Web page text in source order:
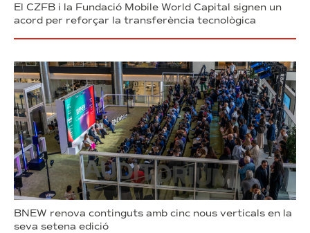
El CZFB i la Fundació Mobile World Capital signen un
acord per reforçar la transferència tecnològica
BNEW renova continguts amb cinc nous verticals en la
seva setena edició